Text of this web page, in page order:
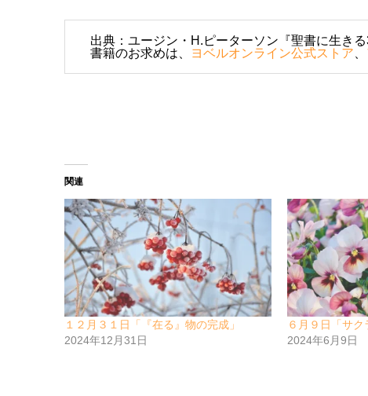
出典：ユージン・H.ピーターソン『聖書に生き
書籍のお求めは、
ヨベルオンライン公式ストア
関連
１２月３１日「『在る』物の完成」
2024年12月31日
６月９日「サク
2024年6月9日